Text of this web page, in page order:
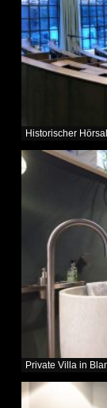
Historischer
Private Villa in